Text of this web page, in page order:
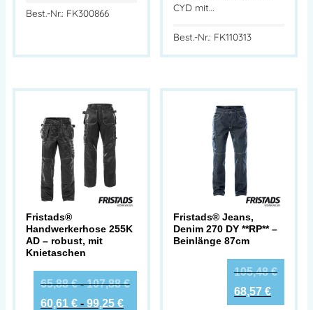
Best.-Nr.: FK300866
CYD mit…
Best.-Nr.: FK110313
Fristads®
Handwerkerhose 255K
AD – robust, mit
Knietaschen
65,88€-107,88€
60,61 €- 99,25 €
Fristads® Jeans,
Denim 270 DY **RP** –
Beinlänge 87cm
105,48€
68,57 €